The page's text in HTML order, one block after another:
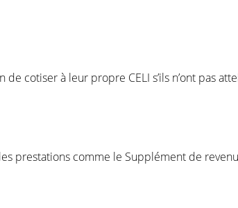
cotiser à leur propre CELI s’ils n’ont pas
prestations comme le Supplément de